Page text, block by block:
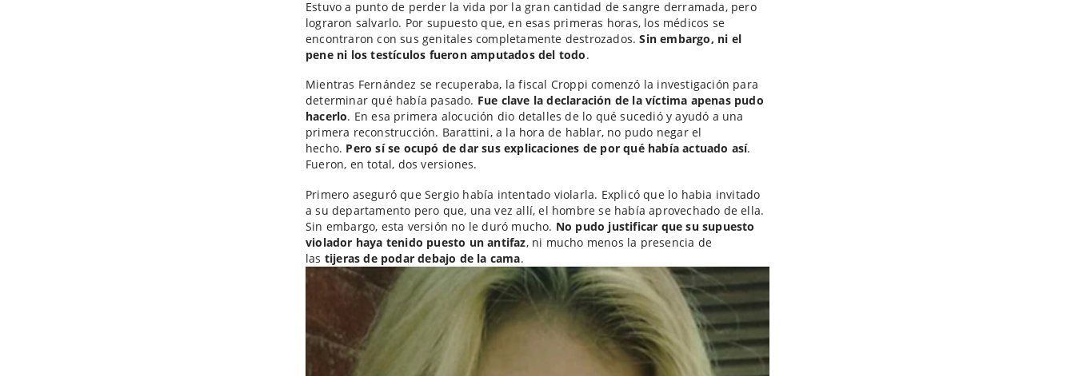
Estuvo a punto de perder la vida por la gran cantidad de sangre derramada, pero
lograron salvarlo. Por supuesto que, en esas primeras horas, los médicos se
encontraron con sus genitales completamente destrozados.Sin embargo, ni el
pene ni los testículos fueron amputados del todo.
Mientras Fernández se recuperaba, la fiscal Croppi comenzó la investigación para
determinar qué había pasado. Fue clave la declaración de la víctima apenas pudo
hacerlo. En esa primera alocución dio detalles de lo qué sucedió y ayudó a una
primera reconstrucción. Barattini, a la hora de hablar, no pudo negar el
hecho. Pero sí se ocupó de dar sus explicaciones de por qué había actuado así.
Fueron, en total, dos versiones.
Primero aseguró que Sergio había intentado violarla. Explicó que lo habia invitado
a su departamento pero que, una vez allí, el hombre se había aprovechado de ella.
Sin embargo, esta versión no le duró mucho. No pudo justificar que su supuesto
violador haya tenido puesto un antifaz, ni mucho menos la presencia de
las tijeras de podar debajo de la cama.